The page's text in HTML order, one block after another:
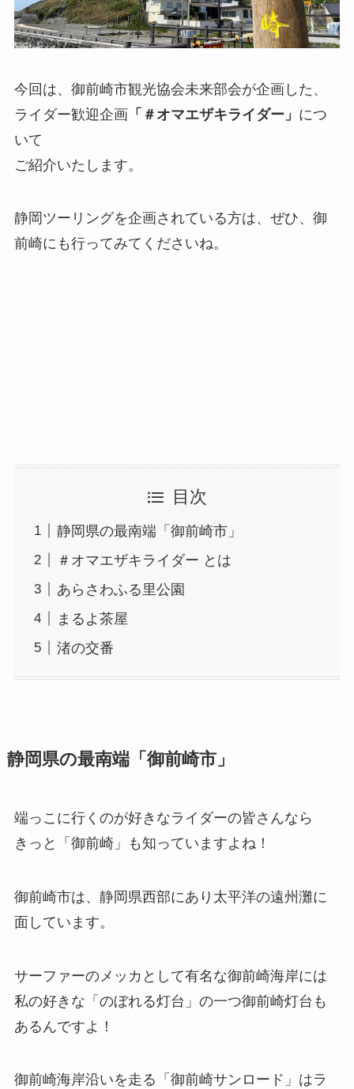
今回は、御前崎市観光協会未来部会が企画した、
ライダー歓迎企画「＃オマエザキライダー」 につ
いて
ご紹介いたします。
静岡ツーリングを企画されている方は、ぜひ、御
前崎にも行ってみてくださいね。
目次
静岡県の最南端「御前崎市」
＃オマエザキライダー とは
あらさわふる里公園
まるよ茶屋
渚の交番
静岡県の最南端「御前崎市」
端っこに行くのが好きなライダーの皆さんなら
きっと「御前崎」も知っていますよね！
御前崎市は、静岡県西部にあり太平洋の遠州灘に
面しています。
サーファーのメッカとして有名な御前崎海岸には
私の好きな「のぼれる灯台」の一つ御前崎灯台も
あるんですよ！
御前崎海岸沿いを走る「御前崎サンロード」はラ